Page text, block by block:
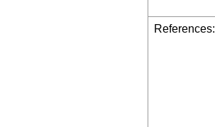
References: